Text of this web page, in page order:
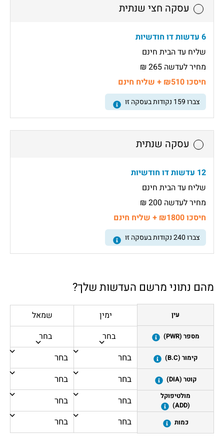
עסקה חצי שנתית
6 עדשות דו חודשיות
שליח עד הבית חינם
מחיר לעדשה 265 ₪
חיסכו ₪510 + שליח חינם
צברו159 נקודות בעסקה זו
עסקה שנתית
12 עדשות דו חודשיות
שליח עד הבית חינם
מחיר לעדשה 200 ₪
חיסכו ₪1800 + שליח חינם
צברו240נקודות בעסקה זו
מהם נתוני מרשם העדשות שלך?
עין
מספר (PWR)
קימור (B.C)
קוטר (DIA)
מולטיפוקל
(ADD)
כמות
ימין
בחר
שמאל
בחר